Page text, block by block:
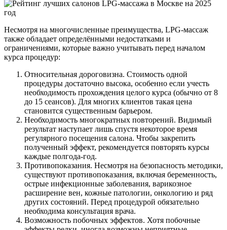
Несмотря на многочисленные преимущества, LPG-массаж
также обладает определёнными недостатками и
ограничениями, которые важно учитывать перед началом
курса процедур:
Относительная дороговизна. Стоимость одной
процедуры достаточно высока, особенно если учесть
необходимость прохождения целого курса (обычно от 8
до 15 сеансов). Для многих клиентов такая цена
становится существенным барьером.
Необходимость многократных повторений. Видимый
результат наступает лишь спустя некоторое время
регулярного посещения салона. Чтобы закрепить
полученный эффект, рекомендуется повторять курсы
каждые полгода-год.
Противопоказания. Несмотря на безопасность методики,
существуют противопоказания, включая беременность,
острые инфекционные заболевания, варикозное
расширение вен, кожные патологии, онкологию и ряд
других состояний. Перед процедурой обязательно
необходима консультация врача.
Возможность побочных эффектов. Хотя побочные